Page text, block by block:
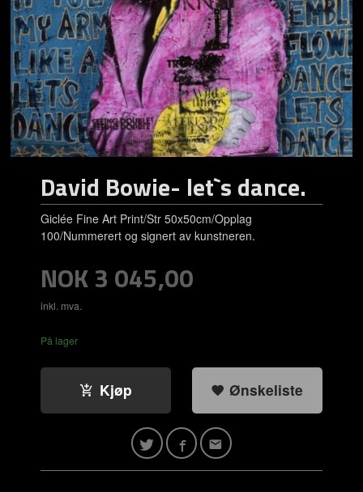
David Bowie- let`s dance.
Giclée Fine Art Print/Str 50x50cm/Opplag
100/Nummerert og signert av kunstneren.
Pris
NOK3 045,00
inkl. mva.
På lager
Kjøp Ønskeliste